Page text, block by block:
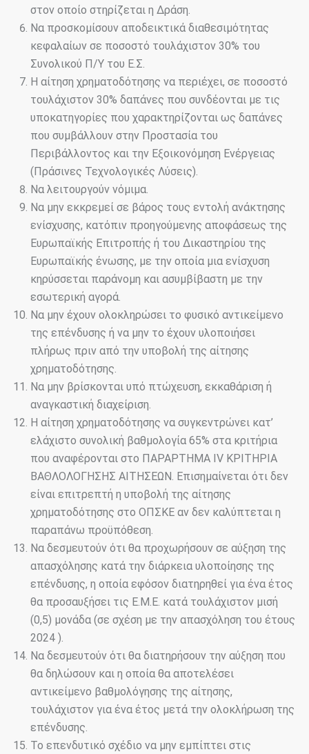
στον οποίο στηρίζεται η Δράση.
Να προσκομίσουν αποδεικτικά διαθεσιμότητας
κεφαλαίων σε ποσοστό τουλάχιστον 30% του
Συνολικού Π/Υ του Ε.Σ.
Η αίτηση χρηματοδότησης να περιέχει, σε ποσοστό
τουλάχιστον 30% δαπάνες που συνδέονται με τις
υποκατηγορίες που χαρακτηρίζονται ως δαπάνες
που συμβάλλουν στην Προστασία του
Περιβάλλοντος και την Εξοικονόμηση Ενέργειας
(Πράσινες Τεχνολογικές Λύσεις).
Να λειτουργούν νόμιμα.
Να μην εκκρεμεί σε βάρος τους εντολή ανάκτησης
ενίσχυσης, κατόπιν προηγούμενης αποφάσεως της
Ευρωπαϊκής Επιτροπής ή του Δικαστηρίου της
Ευρωπαϊκής ένωσης, με την οποία μια ενίσχυση
κηρύσσεται παράνομη και ασυμβίβαστη με την
εσωτερική αγορά.
Να μην έχουν ολοκληρώσει το φυσικό αντικείμενο
της επένδυσης ή να μην το έχουν υλοποιήσει
πλήρως πριν από την υποβολή της αίτησης
χρηματοδότησης.
Να μην βρίσκονται υπό πτώχευση, εκκαθάριση ή
αναγκαστική διαχείριση.
Η αίτηση χρηματοδότησης να συγκεντρώνει κατ’
ελάχιστο συνολική βαθμολογία 65% στα κριτήρια
που αναφέρονται στο ΠΑΡΑΡΤΗΜΑ IV ΚΡΙΤΗΡΙΑ
ΒΑΘΛΟΛΟΓΗΣΗΣ ΑΙΤΗΣΕΩΝ. Επισημαίνεται ότι δεν
είναι επιτρεπτή η υποβολή της αίτησης
χρηματοδότησης στο ΟΠΣΚΕ αν δεν καλύπτεται η
παραπάνω προϋπόθεση.
Να δεσμευτούν ότι θα προχωρήσουν σε αύξηση της
απασχόλησης κατά την διάρκεια υλοποίησης της
επένδυσης, η οποία εφόσον διατηρηθεί για ένα έτος
θα προσαυξήσει τις Ε.Μ.Ε. κατά τουλάχιστον μισή
(0,5) μονάδα (σε σχέση με την απασχόληση του έτους
2024 ).
Να δεσμευτούν ότι θα διατηρήσουν την αύξηση που
θα δηλώσουν και η οποία θα αποτελέσει
αντικείμενο βαθμολόγησης της αίτησης,
τουλάχιστον για ένα έτος μετά την ολοκλήρωση της
επένδυσης.
Το επενδυτικό σχέδιο να μην εμπίπτει στις